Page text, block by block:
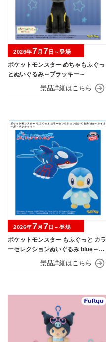
ポケットモンスター めちゃもふぐっ
とぬいぐるみ～ブラッキー～
2026年7月 7日～登場
ポケットモンスター もふぐっと カラ
ーセレクションぬいぐるみ blue～カ
イオーガ・ポッチャマ～
2026年7月 7日～登場